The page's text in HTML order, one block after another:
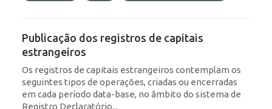
Publicação dos registros de capitais
estrangeiros
Os registros de capitais estrangeiros contemplam os
seguintes tipos de operações, criadas ou encerradas
em cada período data-base, no âmbito do sistema de
Registro Declaratório...